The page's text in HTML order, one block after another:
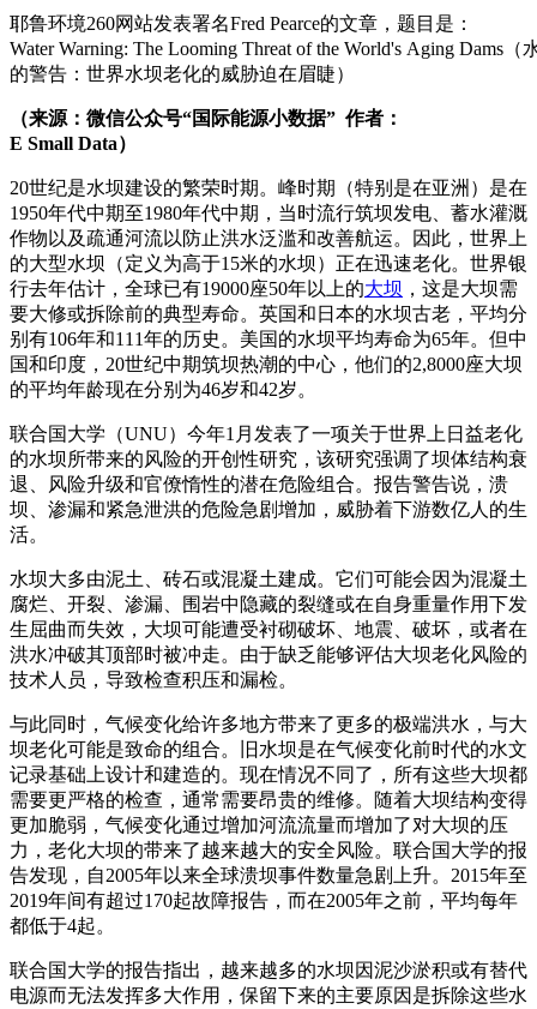
耶鲁环境260网站发表署名Fred Pearce的文章，题目是：
Water Warning: The Looming Threat of the World's Aging Dams（
的警告：世界水坝老化的威胁迫在眉睫）
（来源：微信公众号“国际能源小数据” 作者：
E Small Data）
20世纪是水坝建设的繁荣时期。峰时期（特别是在亚洲）是在
1950年代中期至1980年代中期，当时流行筑坝发电、蓄水灌溉
作物以及疏通河流以防止洪水泛滥和改善航运。因此，世界上
的大型水坝（定义为高于15米的水坝）正在迅速老化。世界银
行去年估计，全球已有19000座50年以上的大坝 ，这是大坝需
要大修或拆除前的典型寿命。英国和日本的水坝古老，平均分
别有106年和111年的历史。美国的水坝平均寿命为65年。但中
国和印度，20世纪中期筑坝热潮的中心，他们的2,8000座大坝
的平均年龄现在分别为46岁和42岁。
联合国大学（UNU）今年1月发表了一项关于世界上日益老化
的水坝所带来的风险的开创性研究，该研究强调了坝体结构衰
退、风险升级和官僚惰性的潜在危险组合。报告警告说，溃
坝、渗漏和紧急泄洪的危险急剧增加，威胁着下游数亿人的生
活。
水坝大多由泥土、砖石或混凝土建成。它们可能会因为混凝土
腐烂、开裂、渗漏、围岩中隐藏的裂缝或在自身重量作用下发
生屈曲而失效，大坝可能遭受衬砌破坏、地震、破坏，或者在
洪水冲破其顶部时被冲走。由于缺乏能够评估大坝老化风险的
技术人员，导致检查积压和漏检。
与此同时，气候变化给许多地方带来了更多的极端洪水，与大
坝老化可能是致命的组合。旧水坝是在气候变化前时代的水文
记录基础上设计和建造的。现在情况不同了，所有这些大坝都
需要更严格的检查，通常需要昂贵的维修。随着大坝结构变得
更加脆弱，气候变化通过增加河流流量而增加了对大坝的压
力，老化大坝的带来了越来越大的安全风险。联合国大学的报
告发现，自2005年以来全球溃坝事件数量急剧上升。2015年至
2019年间有超过170起故障报告，而在2005年之前，平均每年
都低于4起。
联合国大学的报告指出，越来越多的水坝因泥沙淤积或有替代
电源而无法发挥多大作用，保留下来的主要原因是拆除这些水